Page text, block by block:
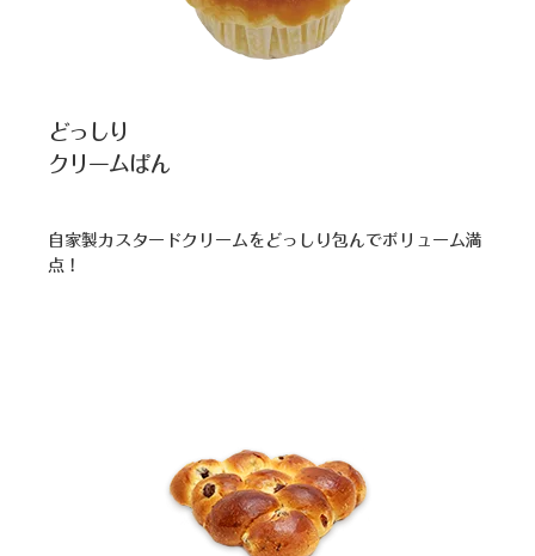
どっしり
クリームぱん
自家製カスタードクリームをどっしり包んでボリューム満
点！